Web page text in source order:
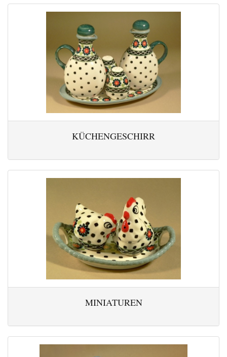
KÜCHENGESCHIRR
MINIATUREN